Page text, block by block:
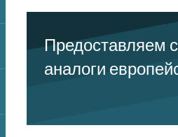
Предоставляем
аналоги